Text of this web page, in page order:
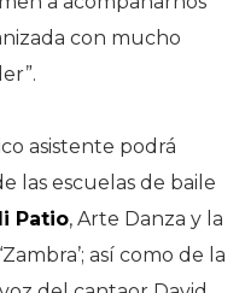
con mucho
asistente podrá
las escuelas de baile
Patio, Arte Danza y la
así como de la